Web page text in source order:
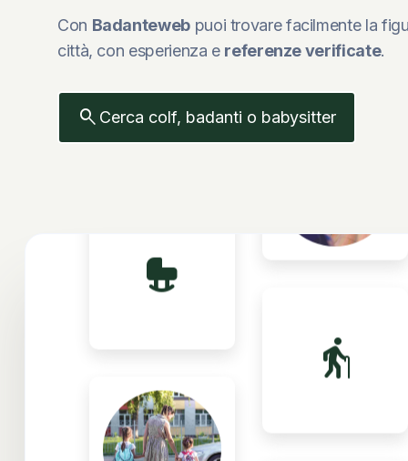
Con Badantewebpuoi trovare facilmente la
città, con esperienza e referenze verificate.
search Cerca colf, badanti o babysitter
crib
elderly